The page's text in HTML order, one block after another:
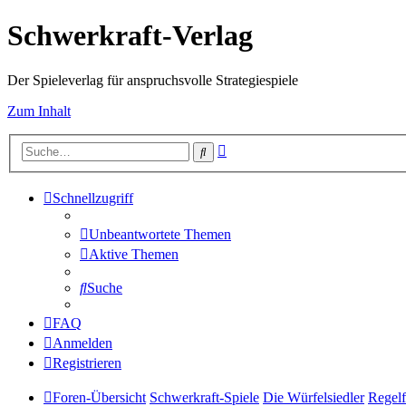
Schwerkraft-Verlag
Der Spieleverlag für anspruchsvolle Strategiespiele
Zum Inhalt
Suche
Schnellzugriff
Unbeantwortete Themen
Aktive Themen
Suche
FAQ
Anmelden
Registrieren
Foren-Übersicht Schwerkraft-Spiele Die Würfelsiedler